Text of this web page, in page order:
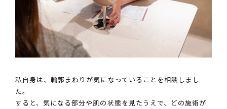
私自身は、輪郭まわりが気になっていることを相談しまし
た。
すると、気になる部分や肌の状態を見たうえで、どの施術が